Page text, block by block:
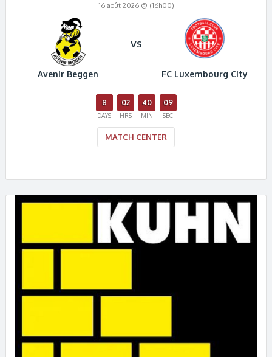
16 août 2026 @ (16h00)
Avenir Beggen
VS
FC Luxembourg City
8
DAYS
02
HRS
40
MIN
08
SEC
MATCH CENTER